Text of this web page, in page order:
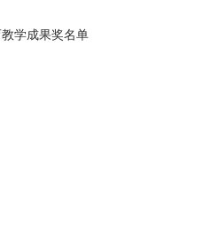
学成果奖名单